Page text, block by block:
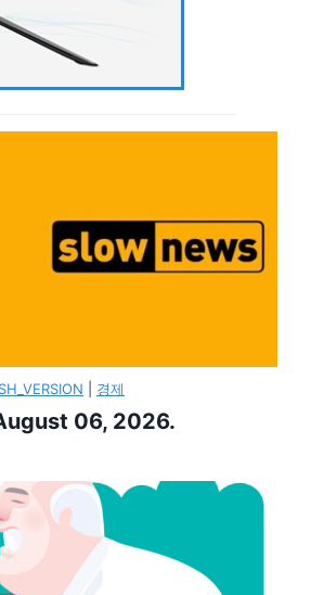
경제
06, 2026.